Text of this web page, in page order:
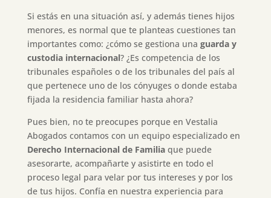
Si estás en una situación así, y además tienes hijos
menores, es normal que te planteas cuestiones tan
importantes como: ¿cómo se gestiona una guarda y
custodia internacional? ¿Es competencia de los
tribunales españoles o de los tribunales del país al
que pertenece uno de los cónyuges o donde estaba
fijada la residencia familiar hasta ahora?
Pues bien, no te preocupes porque en Vestalia
Abogados contamos con un equipo especializado en
Derecho Internacional de Familiaque puede
asesorarte, acompañarte y asistirte en todo el
proceso legal para velar por tus intereses y por los
de tus hijos. Confía en nuestra experiencia para